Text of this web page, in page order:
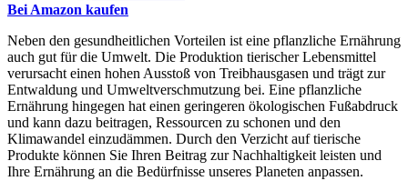
Bei Amazon kaufen
Neben den gesundheitlichen Vorteilen ist eine pflanzliche Ernährung
auch gut für die Umwelt. Die Produktion tierischer Lebensmittel
verursacht einen hohen Ausstoß von Treibhausgasen und trägt zur
Entwaldung und Umweltverschmutzung bei. Eine pflanzliche
Ernährung hingegen hat einen geringeren ökologischen Fußabdruck
und kann dazu beitragen, Ressourcen zu schonen und den
Klimawandel einzudämmen. Durch den Verzicht auf tierische
Produkte können Sie Ihren Beitrag zur Nachhaltigkeit leisten und
Ihre Ernährung an die Bedürfnisse unseres Planeten anpassen.